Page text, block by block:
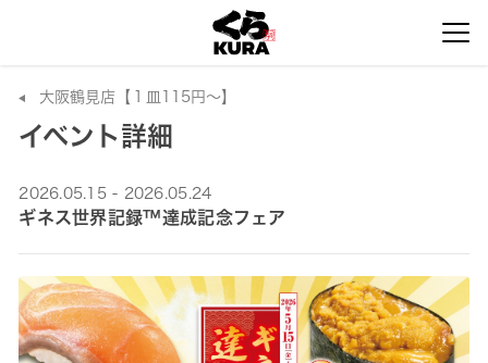
大阪鶴見店【１皿115円～】
イベント詳細
2026.05.15 - 2026.05.24
ギネス世界記録™達成記念フェア